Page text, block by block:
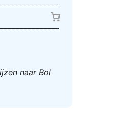
naar Bol